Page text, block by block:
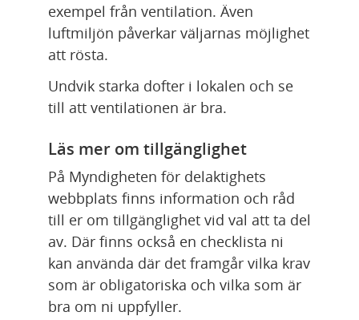
exempel från ventilation. Även
luftmiljön påverkar väljarnas möjlighet
att rösta.
Undvik starka dofter i lokalen och se
till att ventilationen är bra.
Läs mer om tillgänglighet
På Myndigheten för delaktighets
webbplats finns information och råd
till er om tillgänglighet vid val att ta del
av. Där finns också en checklista ni
kan använda där det framgår vilka krav
som är obligatoriska och vilka som är
bra om ni uppfyller.